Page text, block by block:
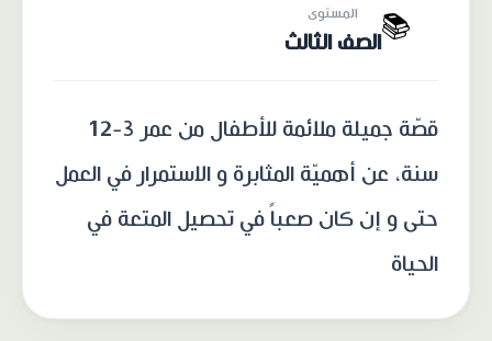
📚 المستوى
الصف الثالث
قصّة جميلة ملائمة للأطفال من عمر 3-12
سنة، عن أهميّة المثابرة و الاستمرار في العمل
حتى و إن كان صعباً في تحصيل المتعة في
الحياة